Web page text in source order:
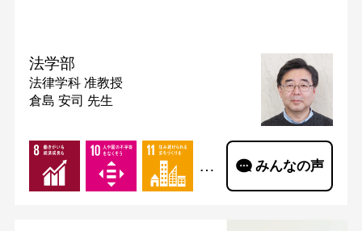
法学部
法律学科 准教授
倉島 安司 先生
… みんなの声